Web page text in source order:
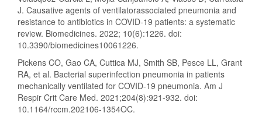
J. Causative agents of ventilatorassociated pneumonia and
resistance to antibiotics in COVID-19 patients: a systematic
review. Biomedicines. 2022; 10(6):1226. doi:
10.3390/biomedicines10061226.
Pickens CO, Gao CA, Cuttica MJ, Smith SB, Pesce LL, Grant
RA, et al. Bacterial superinfection pneumonia in patients
mechanically ventilated for COVID-19 pneumonia. Am J
Respir Crit Care Med. 2021;204(8):921-932. doi:
10.1164/rccm.202106-1354OC.